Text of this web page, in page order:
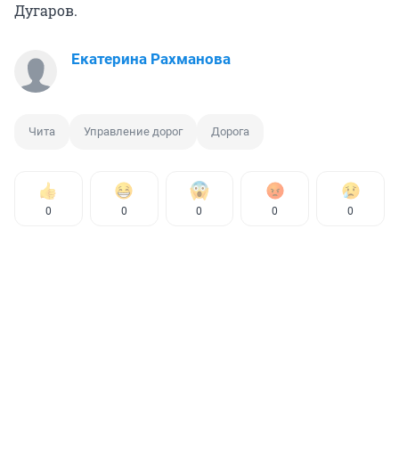
Дугаров.
Екатерина Рахманова
Чита Управление дорог Дорога
0 0 0 0 0